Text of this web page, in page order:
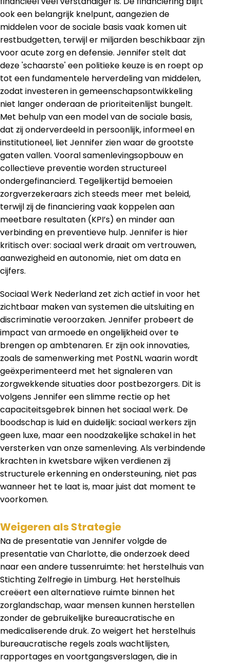
ook een belangrijk knelpunt, aangezien de
middelen voor de sociale basis vaak komen uit
restbudgetten, terwijl er miljarden beschikbaar zijn
voor acute zorg en defensie. Jennifer stelt dat
deze 'schaarste' een politieke keuze is en roept op
tot een fundamentele herverdeling van middelen,
zodat investeren in gemeenschapsontwikkeling
niet langer onderaan de prioriteitenlijst bungelt.
Met behulp van een model van de sociale basis,
dat zij onderverdeeld in persoonlijk, informeel en
institutioneel, liet Jennifer zien waar de grootste
gaten vallen. Vooral samenlevingsopbouw en
collectieve preventie worden structureel
ondergefinancierd. Tegelijkertijd bemoeien
zorgverzekeraars zich steeds meer met beleid,
terwijl zij de financiering vaak koppelen aan
meetbare resultaten (KPI’s) en minder aan
verbinding en preventieve hulp. Jennifer is hier
kritisch over: sociaal werk draait om vertrouwen,
aanwezigheid en autonomie, niet om data en
cijfers.
Sociaal Werk Nederland zet zich actief in voor het
zichtbaar maken van systemen die uitsluiting en
discriminatie veroorzaken. Jennifer probeert de
impact van armoede en ongelijkheid over te
brengen op ambtenaren. Er zijn ook innovaties,
zoals de samenwerking met PostNL waarin wordt
geëxperimenteerd met het signaleren van
zorgwekkende situaties door postbezorgers. Dit is
volgens Jennifer een slimme rectie op het
capaciteitsgebrek binnen het sociaal werk. De
boodschap is luid en duidelijk: sociaal werkers zijn
geen luxe, maar een noodzakelijke schakel in het
versterken van onze samenleving. Als verbindende
krachten in kwetsbare wijken verdienen zij
structurele erkenning en ondersteuning, niet pas
wanneer het te laat is, maar juist dat moment te
voorkomen.
Weigeren als Strategie
Na de presentatie van Jennifer volgde de
presentatie van Charlotte, die onderzoek deed
naar een andere tussenruimte: het herstelhuis van
Stichting Zelfregie in Limburg. Het herstelhuis
creëert een alternatieve ruimte binnen het
zorglandschap, waar mensen kunnen herstellen
zonder de gebruikelijke bureaucratische en
medicaliserende druk. Zo weigert het herstelhuis
bureaucratische regels zoals wachtlijsten,
rapportages en voortgangsverslagen, die in